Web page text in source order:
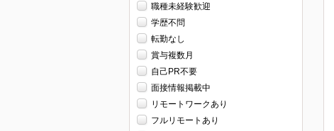
職種未経験歓迎
学歴不問
転勤なし
賞与複数月
自己PR不要
面接情報掲載中
リモートワークあり
フルリモートあり